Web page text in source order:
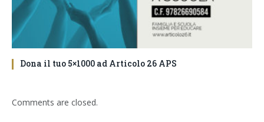
Dona il tuo 5×1000 ad Articolo 26 APS
Comments are closed.